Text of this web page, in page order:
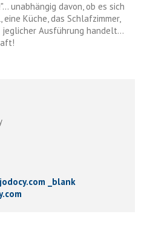
unabhängig davon, ob es sich
Küche, das Schlafzimmer,
jeglicher Ausführung handelt...
_blank